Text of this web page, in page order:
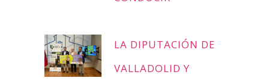
LA DIPUTACIÓN DE
VALLADOLID Y